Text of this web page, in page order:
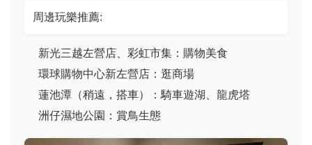
周邊玩樂推薦:
新光三越左營店、彩虹市集：購物美食
環球購物中心新左營店：逛商場
蓮池潭（稍遠，搭車）：騎車遊湖、龍虎塔
洲仔濕地公園：賞鳥生態